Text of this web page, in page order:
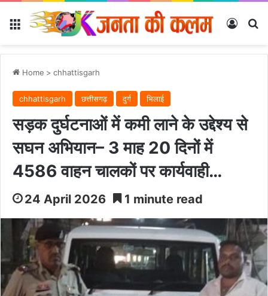
Menu Log In
Home > chhattisgarh
chhattisgarh छत्तीसगढ़ दुर्ग भिलाई
सड़क दुर्घटनाओं में कमी लाने के उद्देश्य से
सघन अभियान– 3 माह 20 दिनों में
4586 वाहन चालकों पर कार्यवाही…
24 April 2026 1 minute read